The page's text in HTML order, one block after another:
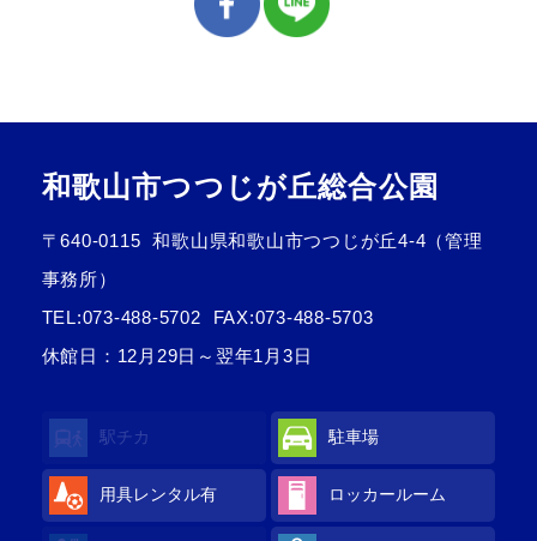
和歌山市つつじが丘総合公園
〒640-0115
和歌山県和歌山市つつじが丘4-4（管理
事務所）
TEL:073-488-5702
FAX:073-488-5703
休館日：12月29日～翌年1月3日
駅チカ 駐車場
用具レンタル有 ロッカールーム